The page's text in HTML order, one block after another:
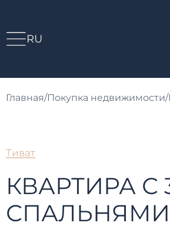
RU
Главная/Покупка недвижимости/
Тиват
КВАРТИРА С
СПАЛЬНЯМИ